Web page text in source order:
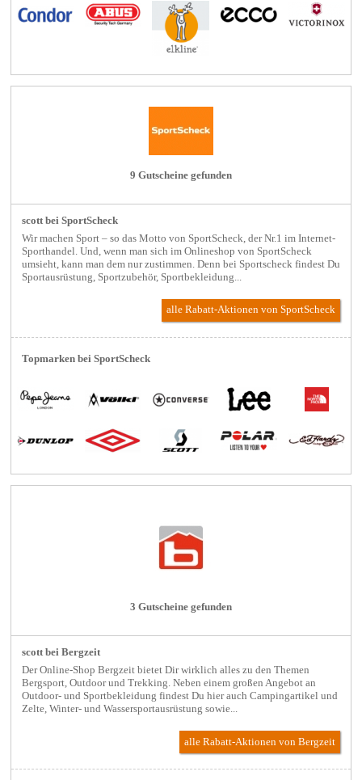
9 Gutscheine gefunden
scott bei SportScheck
Wir machen Sport – so das Motto von SportScheck, der Nr.1 im Internet-
Sporthandel. Und, wenn man sich im Onlineshop von SportScheck
umsieht, kann man dem nur zustimmen. Denn bei Sportscheck findest Du
Sportausrüstung, Sportzubehör, Sportbekleidung...
alle Rabatt-Aktionenvon SportScheck
Topmarken bei SportScheck
3 Gutscheine gefunden
scott bei Bergzeit
Der Online-Shop Bergzeit bietet Dir wirklich alles zu den Themen
Bergsport, Outdoor und Trekking. Neben einem großen Angebot an
Outdoor- und Sportbekleidung findest Du hier auch Campingartikel und
Zelte, Winter- und Wassersportausrüstung sowie...
alle Rabatt-Aktionenvon Bergzeit